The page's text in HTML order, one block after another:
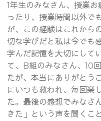
1年生のみなさん、授業
ったり、授業時間以外で
が、この経験はこれから
切な学びだと私は今でも
学んだ記憶を大切にして
て、B組のみなさん、10
たが、本当にありがとう
にいつも救われ、毎回楽
た。最後の感想でみなさ
きた」という声を聞くこ